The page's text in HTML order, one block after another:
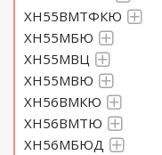
ХН55ВМТФКЮ
ХН55МБЮ
ХН55МВЦ
ХН55МВЮ
ХН56ВМКЮ
ХН56ВМТЮ
ХН56МБЮД